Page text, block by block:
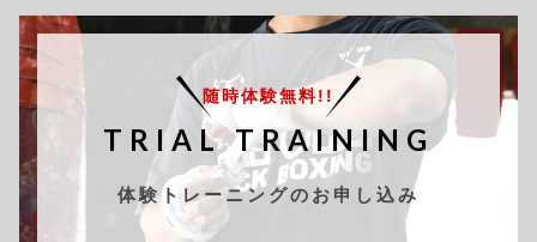
随時体験無料!!
TRIAL TRAINING
体験トレーニングのお申し込み